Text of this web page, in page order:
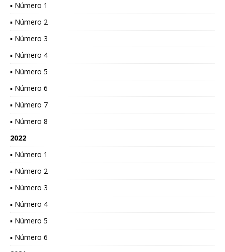
▪ Número 1
▪ Número 2
▪ Número 3
▪ Número 4
▪ Número 5
▪ Número 6
▪ Número 7
▪ Número 8
2022
▪ Número 1
▪ Número 2
▪ Número 3
▪ Número 4
▪ Número 5
▪ Número 6